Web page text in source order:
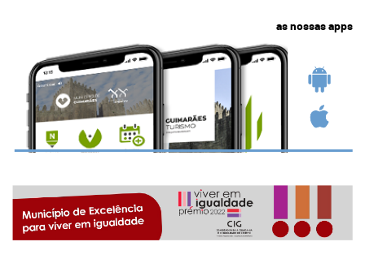
as nossas apps